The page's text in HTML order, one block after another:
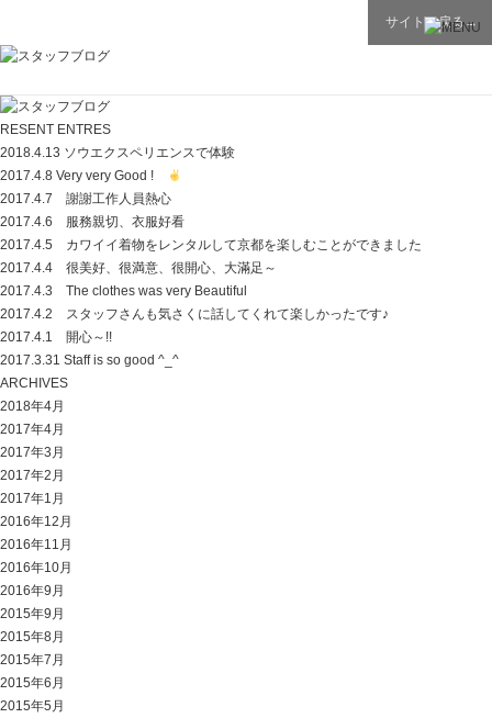
サイトに戻る→
RESENT ENTRES
2018.4.13 ソウエクスペリエンスで体験
2017.4.8 Very very Good !
2017.4.7 謝謝工作人員熱心
2017.4.6 服務親切、衣服好看
2017.4.5 カワイイ着物をレンタルして京都を楽しむことができました
2017.4.4 很美好、很満意、很開心、大滿足～
2017.4.3 The clothes was very Beautiful
2017.4.2 スタッフさんも気さくに話してくれて楽しかったです♪
2017.4.1 開心～!!
2017.3.31 Staff is so good ^_^
ARCHIVES
2018年4月
2017年4月
2017年3月
2017年2月
2017年1月
2016年12月
2016年11月
2016年10月
2016年9月
2015年9月
2015年8月
2015年7月
2015年6月
2015年5月